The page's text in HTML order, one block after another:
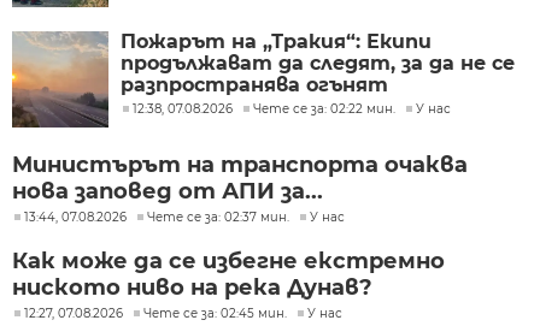
Пожарът на „Тракия“: Екипи
продължават да следят, за да не се
разпространява огънят
12:38, 07.08.2026 Чете се за: 02:22 мин. У нас
Министърът на транспорта очаква
нова заповед от АПИ за...
13:44, 07.08.2026 Чете се за: 02:37 мин. У нас
Как може да се избегне екстремно
ниското ниво на река Дунав?
12:27, 07.08.2026 Чете се за: 02:45 мин. У нас